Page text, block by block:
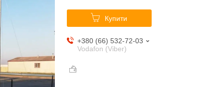
Купити
+380 (66) 532-72-03
Vodafon (Viber)